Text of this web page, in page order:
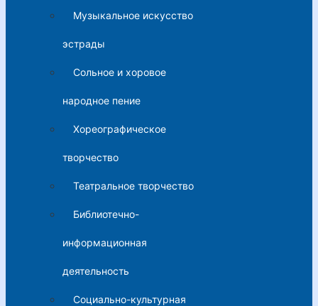
Музыкальное искусство
эстрады
Сольное и хоровое
народное пение
Хореографическое
творчество
Театральное творчество
Библиотечно-
информационная
деятельность
Социально-культурная